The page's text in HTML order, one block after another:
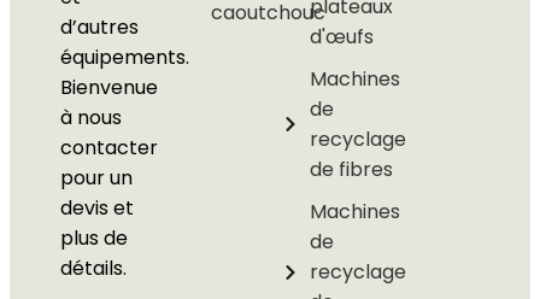
d’autres
équipements.
Bienvenue
à nous
contacter
pour un
devis et
plus de
détails.
caoutchoucplateaux
d'œufs
Machines
de
recyclage
de fibres
Machines
de
recyclage